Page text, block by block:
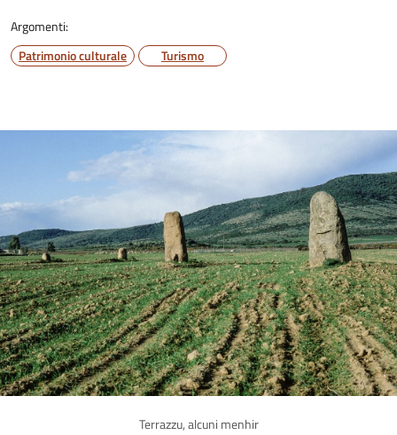
Argomenti:
Patrimonio culturale
Turismo
Terrazzu, alcuni menhir